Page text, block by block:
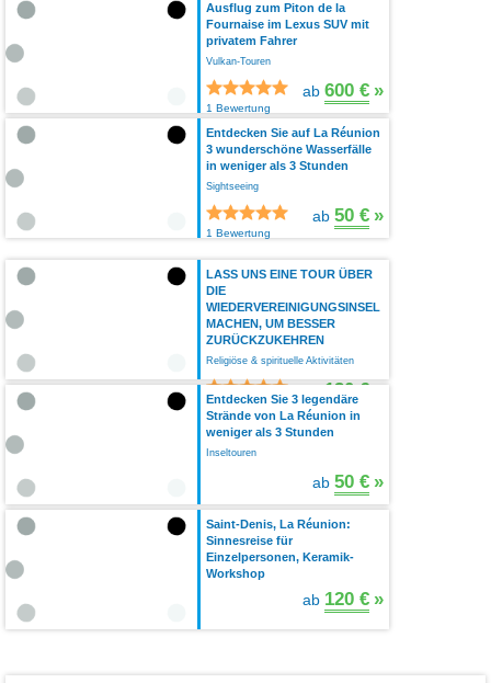
Ausflug zum Piton de la
Fournaise im Lexus SUV mit
privatem Fahrer
Vulkan-Touren
1 Bewertung
ab 600 € »
Entdecken Sie auf La Réunion
3 wunderschöne Wasserfälle
in weniger als 3 Stunden
Sightseeing
1 Bewertung
ab 50 € »
LASS UNS EINE TOUR ÜBER
DIE
WIEDERVEREINIGUNGSINSEL
MACHEN, UM BESSER
ZURÜCKZUKEHREN
Religiöse & spirituelle Aktivitäten
1 Bewertung
ab130 € »
Entdecken Sie 3 legendäre
Strände von La Réunion in
weniger als 3 Stunden
Inseltouren
ab 50 € »
Saint-Denis, La Réunion:
Sinnesreise für
Einzelpersonen, Keramik-
Workshop
ab 120 € »